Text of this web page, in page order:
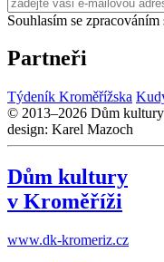
Souhlasím se
Partneři
Týdeník Kroměřížska
© 2013–2026 Dům
design: Karel Mazoch
Dům kultury
v Kroměříži
www.dk-kromeriz.cz